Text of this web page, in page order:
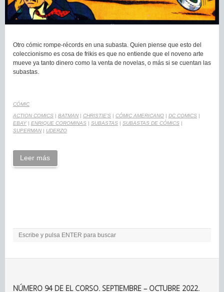
Otro cómic rompe-récords en una subasta. Quien piense que esto del
coleccionismo es cosa de frikis es que no entiende que el noveno arte
mueve ya tanto dinero como la venta de novelas, o más si se cuentan las
subastas.
CÓMIC
ACTION COMICS | BATMAN | CHRISTIE'S | CÓMIC AMERICANO | DC COMICS |
EBAY | ENRIQUE COROMINAS | SUBASTAS | SUBASTAS DE CÓMICS |
SUPERMAN | UDERZO
Leer más
NÚMERO 94 DE EL CORSO. SEPTIEMBRE – OCTUBRE 2022.